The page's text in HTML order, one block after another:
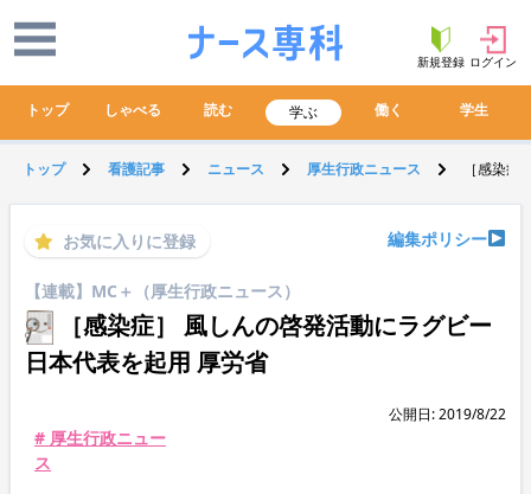
新規登録 ログイン
トップ しゃべる 読む 学ぶ 働く 学生
トップ 看護記事 ニュース 厚生行政ニュース ［感染
お気に入りに登録 編集ポリシー
【連載】MC＋（厚生行政ニュース）
［感染症］ 風しんの啓発活動にラグビー
日本代表を起用 厚労省
公開日: 2019/8/22
# 厚生行政ニュー
ス